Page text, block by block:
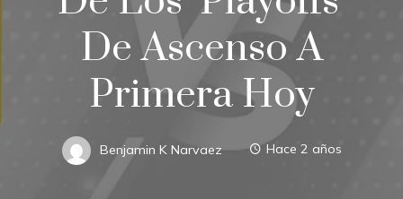
De Ascenso A
Primera Hoy
Benjamin K Narvaez Hace 2 años